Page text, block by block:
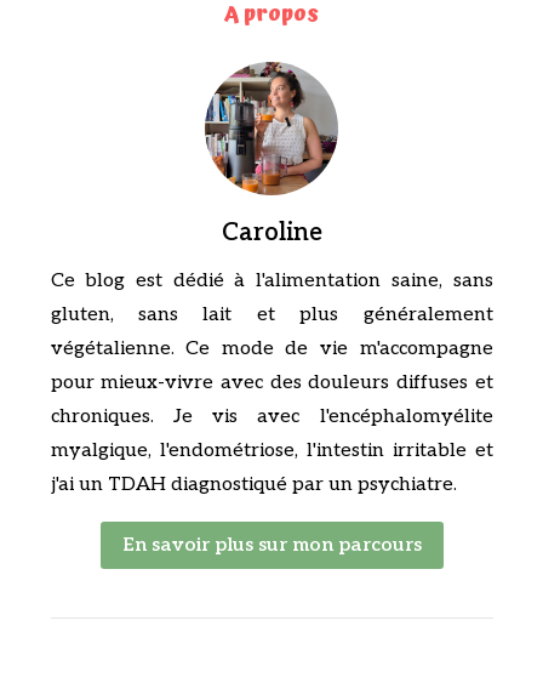
A propos
Caroline
Ce blog est dédié à l'alimentation saine, sans
gluten, sans lait et plus généralement
végétalienne. Ce mode de vie m'accompagne
pour mieux-vivre avec des douleurs diffuses et
chroniques. Je vis avec l'encéphalomyélite
myalgique, l'endométriose, l'intestin irritable et
j'ai un TDAH diagnostiqué par un psychiatre.
En savoir plus sur mon parcours